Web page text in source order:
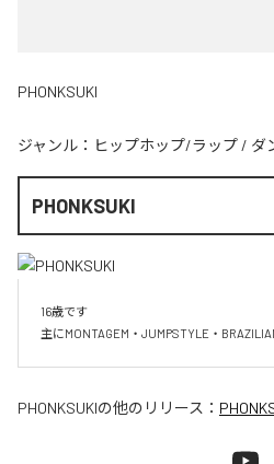
PHONKSUKI
ジャンル： ヒップホップ/ラップ / ダ
PHONKSUKI
16歳です
主にMONTAGEM・JUMPSTYLE・
PHONKSUKIの他のリリース：